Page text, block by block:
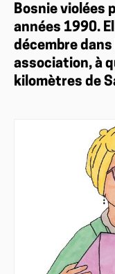
Bosnie violées
années 1990.
décembre
association, à
kilomètres de